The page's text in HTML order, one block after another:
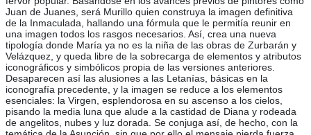
Juan de Juanes, será Murillo quien construya la imagen definitiva
de la Inmaculada, hallando una fórmula que le permitía reunir en
una imagen todos los rasgos necesarios. Así, crea una nueva
tipología donde María ya no es la niña de las obras de Zurbarán y
Velázquez, y queda libre de la sobrecarga de elementos y atributos
iconográficos y simbólicos propia de las versiones anteriores.
Desaparecen así las alusiones a las Letanías, básicas en la
iconografía precedente, y la imagen se reduce a los elementos
esenciales: la Virgen, esplendorosa en su ascenso a los cielos,
pisando la media luna que alude a la castidad de Diana y rodeada
de angelitos, nubes y luz dorada. Se conjuga así, de hecho, con la